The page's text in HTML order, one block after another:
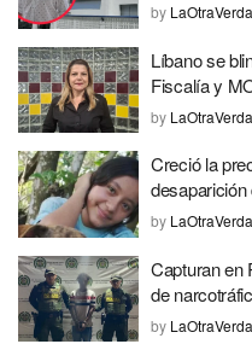
by
Líbano se
Fiscalía y
by
Creció la
by
Capturan en
de
by